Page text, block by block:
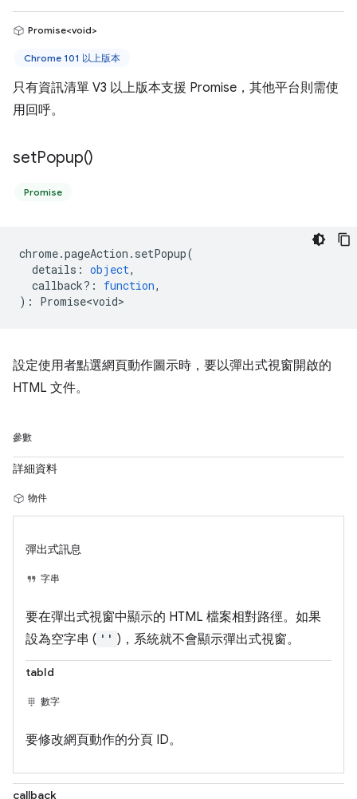
Promise<void>
Chrome 101 以上版本
只有資訊清單 V3 以上版本支援 Promise，其他平台則需使
用回呼。
setPopup()
Promise
chrome.pageAction . setPopup(
details : object,
callback? : function,
) : Promise<void>
設定使用者點選網頁動作圖示時，要以彈出式視窗開啟的
HTML 文件。
參數
詳細資料
物件
彈出式訊息
字串
要在彈出式視窗中顯示的 HTML 檔案相對路徑。如果
設為空字串 ( '' )，系統就不會顯示彈出式視窗。
tabId
數字
要修改網頁動作的分頁 ID。
callback